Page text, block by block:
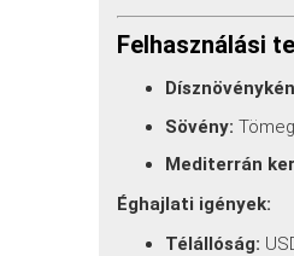
Felhasználási
Sövény:
Mediterrán
Éghajlati igények:
Télállóság: